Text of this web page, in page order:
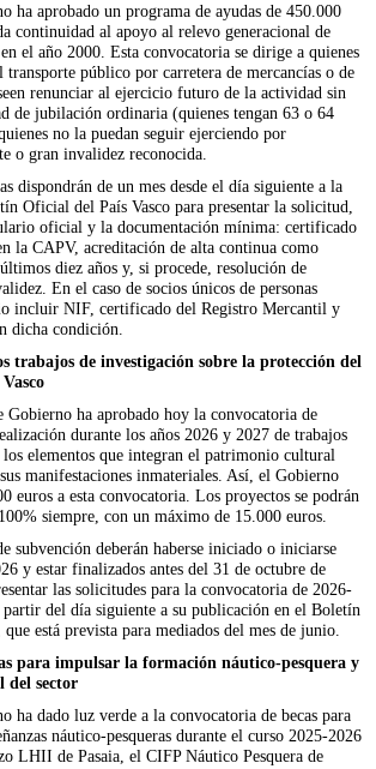
ha aprobado un programa de ayudas de 450.000
continuidad al apoyo al relevo generacional de
el año 2000. Esta convocatoria se dirige a quienes
transporte público por carretera de mercancías o de
renunciar al ejercicio futuro de la actividad sin
de jubilación ordinaria (quienes tengan 63 o 64
no la puedan seguir ejerciendo por
o gran invalidez reconocida.
dispondrán de un mes desde el día siguiente a la
Oficial del País Vasco para presentar la solicitud,
oficial y la documentación mínima: certificado
la CAPV, acreditación de alta continua como
diez años y, si procede, resolución de
En el caso de socios únicos de personas
incluir NIF, certificado del Registro Mercantil y
dicha condición.
trabajos de investigación sobre la protección del
Gobierno ha aprobado hoy la convocatoria de
durante los años 2026 y 2027 de trabajos
elementos que integran el patrimonio cultural
manifestaciones inmateriales. Así, el Gobierno
euros a esta convocatoria. Los proyectos se podrán
siempre, con un máximo de 15.000 euros.
subvención deberán haberse iniciado o iniciarse
y estar finalizados antes del 31 de octubre de
las solicitudes para la convocatoria de 2026-
partir del día siguiente a su publicación en el Boletín
está prevista para mediados del mes de junio.
para impulsar la formación náutico-pesquera y
del sector
ha dado luz verde a la convocatoria de becas para
náutico-pesqueras durante el curso 2025-2026
LHII de Pasaia, el CIFP Náutico Pesquera de